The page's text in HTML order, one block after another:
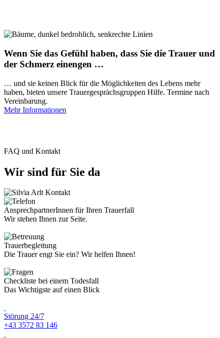
Wenn Sie das Gefühl haben, dass Sie die Trauer und
der Schmerz einengen …
… und sie keinen Blick für die Möglichkeiten des Lebens mehr
haben, bieten unsere Trauergesprächsgruppen Hilfe. Termine nach
Vereinbarung.
Mehr Informationen
FAQ und Kontakt
Wir sind für Sie da
AnsprechpartnerInnen für Ihren Trauerfall
Wir stehen Ihnen zur Seite.
Trauerbegleitung
Die Trauer engt Sie ein? Wir helfen Ihnen!
Checkliste bei einem Todesfall
Das Wichtigste auf einen Blick
Störung 24/7
+43 3572 83 146